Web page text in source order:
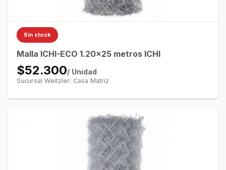
Sin stock
Malla ICHI-ECO 1.20×25 metros ICHI
$52.300/ Unidad
Sucursal Weitzler: Casa Matriz